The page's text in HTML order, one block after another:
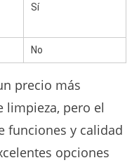
Sí
No
precio más
limpieza, pero el
funciones y calidad
opciones